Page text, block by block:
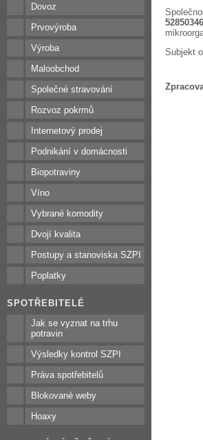
Dovoz
Prvovýroba
Výroba
Maloobchod
Společné stravování
Rozvoz pokrmů
Internetový prodej
Podnikání v domácnosti
Biopotraviny
Víno
Vybrané komodity
Dvojí kvalita
Postupy a stanoviska SZPI
Poplatky
SPOTŘEBITELÉ
Jak se vyznat na trhu
potravin
Výsledky kontrol SZPI
Práva spotřebitelů
Blokované weby
Hoaxy
Subjekt